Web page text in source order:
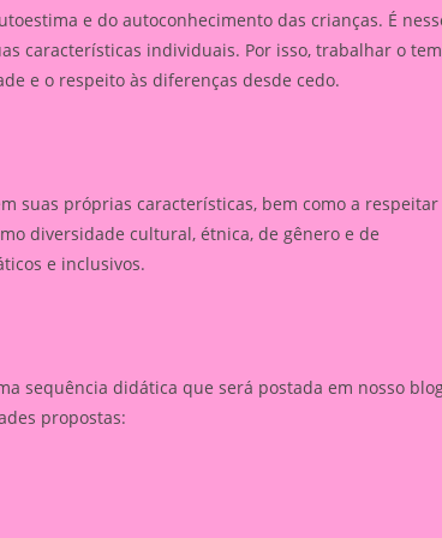
e do autoconhecimento das crianças. É
características individuais. Por isso, trabalhar o
e o respeito às diferenças desde cedo.
suas próprias características, bem como a respeitar
diversidade cultural, étnica, de gênero e de
e inclusivos.
sequência didática que será postada em nosso
propostas: